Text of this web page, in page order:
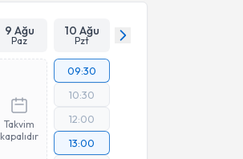
9 Ağu
Paz
10 Ağu
Pzt
Takvim
kapalıdır
09:30
10:30
12:00
13:00